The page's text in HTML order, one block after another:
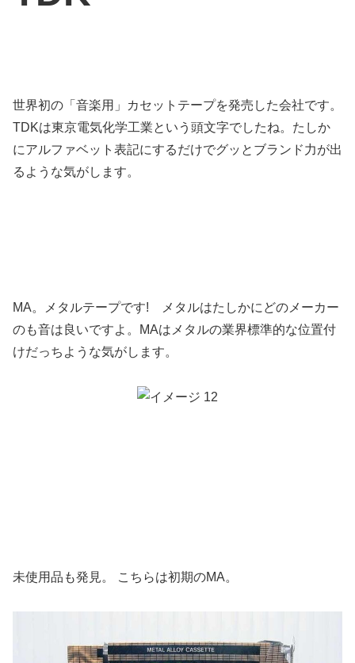
世界初の「音楽用」カセットテープを発売した会社です。
TDKは東京電気化学工業という頭文字でしたね。たしか
にアルファベット表記にするだけでグッとブランド力が出
るような気がします。
MA。メタルテープです! メタルはたしかにどのメーカー
のも音は良いですよ。MAはメタルの業界標準的な位置付
けだっちような気がします。
未使用品も発見。 こちらは初期のMA。